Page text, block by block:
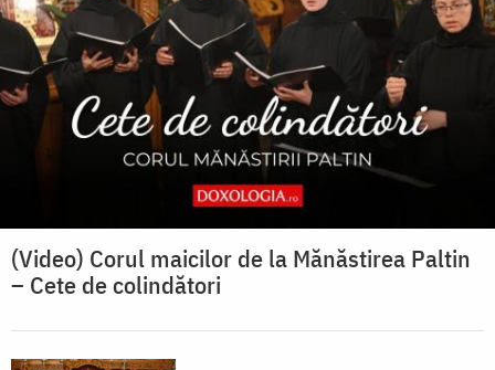
(Video) Corul maicilor de la Mănăstirea Paltin
– Cete de colindători